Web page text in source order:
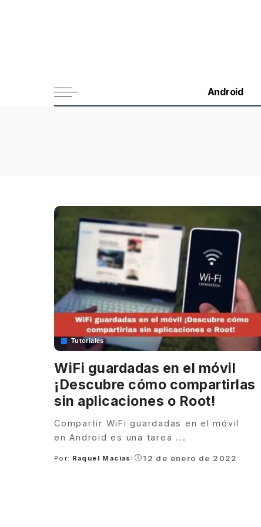
Android
Tutoriales
WiFi guardadas en el móvil
¡Descubre cómo compartirlas
sin aplicaciones o Root!
Compartir WiFi guardadas en el móvil
en Android es una tarea ...
Posted
Por: Raquel Macias 12 de enero de 2022